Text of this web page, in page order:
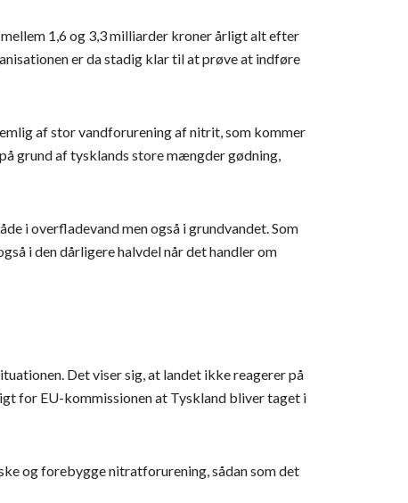
1,6 og 3,3 milliarder kroner årligt alt efter
er da stadig klar til at prøve at indføre
af stor vandforurening af nitrit, som kommer
grund af tysklands store mængder gødning,
i overfladevand men også i grundvandet. Som
i den dårligere halvdel når det handler om
Det viser sig, at landet ikke reagerer på
for EU-kommissionen at Tyskland bliver taget i
og forebygge nitratforurening, sådan som det